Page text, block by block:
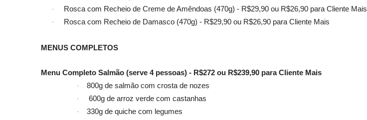
· Rosca com Recheio de Creme de Amêndoas (470g) - R$29,90 ou R$26,90 para Cliente Mais
· Rosca com Recheio de Damasco (470g) - R$29,90 ou R$26,90 para Cliente Mais
MENUS COMPLETOS
Menu Completo Salmão (serve 4 pessoas) - R$272 ou R$239,90 para Cliente Mais
· 800g de salmão com crosta de nozes
· 600g de arroz verde com castanhas
· 330g de quiche com legumes